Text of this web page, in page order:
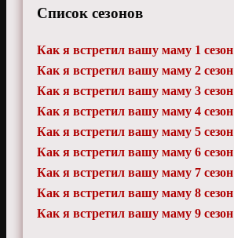
Список сезонов
Как я встретил вашу маму 1 сезон
Как я встретил вашу маму 2 сезон
Как я встретил вашу маму 3 сезон
Как я встретил вашу маму 4 сезон
Как я встретил вашу маму 5 сезон
Как я встретил вашу маму 6 сезон
Как я встретил вашу маму 7 сезон
Как я встретил вашу маму 8 сезон
Как я встретил вашу маму 9 сезон